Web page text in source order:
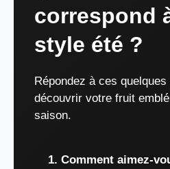
correspond
style été ?
Répondez à ces
découvrir votre fruit
saison.
1. Comment aimez-